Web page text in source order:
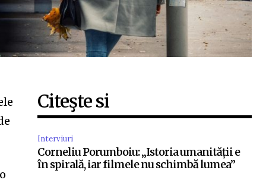
Citeşte si
Interviuri
Corneliu Porumboiu: „Istoria umanității e
în spirală, iar filmele nu schimbă lumea”